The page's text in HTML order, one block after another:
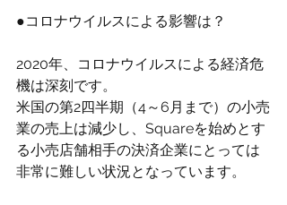
●コロナウイルスによる影響は？
2020年、コロナウイルスによる経済危
機は深刻です。
米国の第2四半期（4～6月まで）の小売
業の売上は減少し、Squareを始めとす
る小売店舗相手の決済企業にとっては
非常に難しい状況となっています。